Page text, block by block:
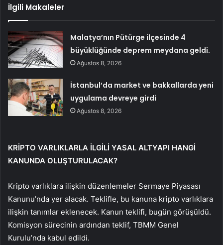
İlgili Makaleler
Malatya’nın Pütürge ilçesinde 4
büyüklüğünde deprem meydana geldi.
Ağustos 8, 2026
İstanbul’da market ve bakkallarda yeni
uygulama devreye girdi
Ağustos 8, 2026
KRİPTO VARLIKLARLA İLGİLİ YASAL ALTYAPI HANGİ
KANUNDA OLUŞTURULACAK?
Kripto varlıklara ilişkin düzenlemeler Sermaye Piyasası
Kanunu’nda yer alacak. Teklifle, bu kanuna kripto varlıklara
ilişkin tanımlar eklenecek. Kanun teklifi, bugün görüşüldü.
Komisyon sürecinin ardından teklif, TBMM Genel
Kurulu’nda kabul edildi.